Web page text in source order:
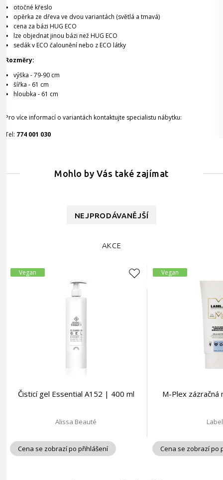
otočné křeslo
opěrka ze dřeva ve dvou variantách (světlá a tmavá)
cena za bázi HUG ECO
lze objednat jinou bázi než HUG ECO
sedák v ECO čalounění nebo z ECO látky
Rozměry:
výška - 79-90 cm
šířka - 61 cm
hloubka - 61 cm
Pro více informací o variantách kontaktujte specialistu nábytku:
Tel: 774 001 030
Mohlo by Vás také zajímat
NEJPRODÁVANĚJŠÍ
AKCE
Vegan
Čisticí gel Essential A152 | 400 ml
Alissa Beauté
Cena se zobrazí po přihlášení
Vegan
M-Plex
Cena se zobrazí po